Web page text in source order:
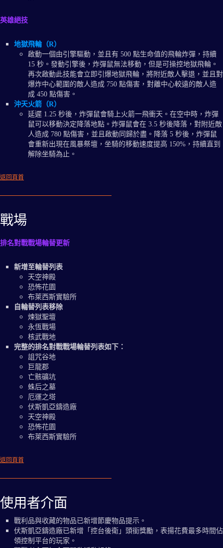
英雄絕技
地獄飛輪（R）
啟動一個由引擎驅動，並且有 500 點生命值的飛輪炸彈，持續
15 秒。發動引擎後，炸彈鼠無法移動，但是可操控地獄飛輪。
再次啟動此技能會立即引爆地獄飛輪，將附近敵人擊退，並且對
爆炸中心範圍的敵人造成 750 點傷害，對離中心較遠的敵人造
成 450 點傷害。
沖天火箭（R）
延遲 1.25 秒後，炸彈鼠會騎上火箭一飛衝天。在空中時，炸彈
鼠可以移動決定降落地點。炸彈鼠會在 3.5 秒後降落，對附近敵
人造成 780 點傷害，並且啟動同歸於盡。降落 5 秒後，炸彈鼠
會重新出現在風暴祭壇，坐騎的移動速度提高 150%，持續直到
解除坐騎為止。
返回頁首
戰場
排名對戰戰場輪替更新
新增至輪替列表
天空神殿
恐怖花園
布萊西斯實驗所
自輪替列表移除
煉獄聖壇
永恆戰場
核武戰地
完整的排名對戰戰場輪替列表如下：
詛咒谷地
巨龍郡
亡骸礦坑
蛛后之墓
厄運之塔
伏斯凱亞鑄造廠
天空神殿
恐怖花園
布萊西斯實驗所
返回頁首
使用者介面
戰利品與收藏的物品已新增節慶物品提示。
伏斯凱亞鑄造廠已新增「控台後衛」頭銜獎勵，表揚花費最多時間佔
領控制平台的玩家。